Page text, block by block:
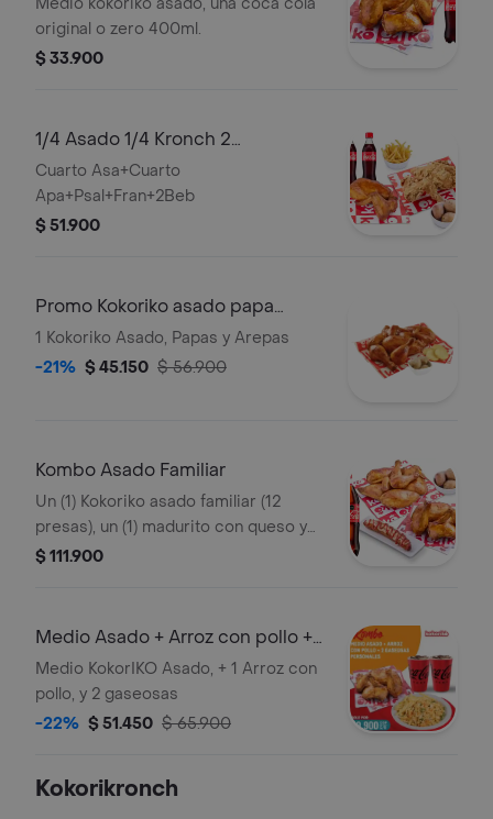
original o zero 400ml.
$ 33.900
1/4 Asado 1/4 Kronch 2
Acompañamientos
Cuarto Asa+Cuarto
Apa+Psal+Fran+2Beb
$ 51.900
Promo Kokoriko asado papa
arepa
1 Kokoriko Asado, Papas y Arepas
-21% $ 45.150 $ 56.900
Kombo Asado Familiar
Un (1) Kokoriko asado familiar (12
presas), un (1) madurito con queso y
bocadillo, dos (2) porciones de papa
$ 111.900
Medio Asado + Arroz con pollo +
2 gas
Medio KokorIKO Asado, + 1 Arroz con
pollo, y 2 gaseosas
-22% $ 51.450 $ 65.900
Kokorikronch